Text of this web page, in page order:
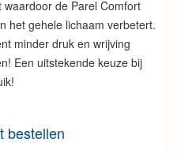
de Parel Comfort
het gehele lichaam verbetert.
minder druk en wrijving
Een uitstekende keuze bij
bestellen